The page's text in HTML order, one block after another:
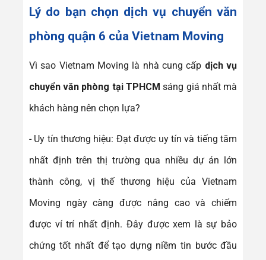
Lý do bạn chọn dịch vụ chuyển văn
phòng quận 6 của Vietnam Moving
Vì sao Vietnam Moving là nhà cung cấp dịch vụ
chuyển văn phòng tại TPHCM sáng giá nhất mà
khách hàng nên chọn lựa?
- Uy tín thương hiệu: Đạt được uy tín và tiếng tăm
nhất định trên thị trường qua nhiều dự án lớn
thành công, vị thế thương hiệu của Vietnam
Moving ngày càng được nâng cao và chiếm
được ví trí nhất định. Đây được xem là sự bảo
chứng tốt nhất để tạo dựng niềm tin bước đầu